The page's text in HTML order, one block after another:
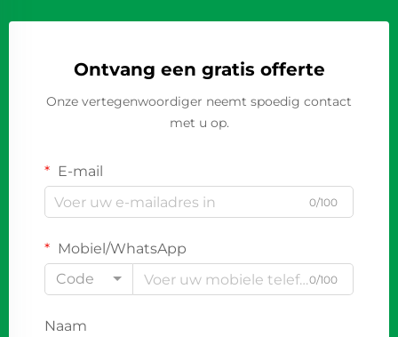
Ontvang een gratis offerte
Onze vertegenwoordiger neemt spoedig contact
met u op.
E-mail
0/100
Mobiel/WhatsApp
Code
0/100
Naam